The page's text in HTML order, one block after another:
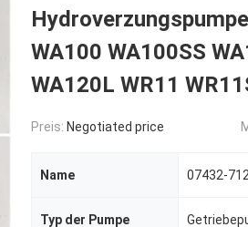
WA100 WA100SS
WA120L WR11
Preis: Negotiated price
Name 07432-
Typ der Pumpe